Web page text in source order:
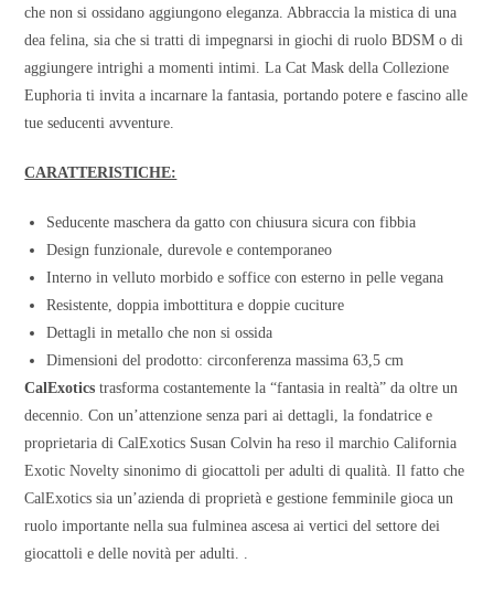
che non si ossidano aggiungono eleganza. Abbraccia la mistica di una
dea felina, sia che si tratti di impegnarsi in giochi di ruolo BDSM o di
aggiungere intrighi a momenti intimi. La Cat Mask della Collezione
Euphoria ti invita a incarnare la fantasia, portando potere e fascino alle
tue seducenti avventure.
CARATTERISTICHE:
Seducente maschera da gatto con chiusura sicura con fibbia
Design funzionale, durevole e contemporaneo
Interno in velluto morbido e soffice con esterno in pelle vegana
Resistente, doppia imbottitura e doppie cuciture
Dettagli in metallo che non si ossida
Dimensioni del prodotto: circonferenza massima 63,5 cm
CalExotics trasforma costantemente la “fantasia in realtà” da oltre un
decennio. Con un’attenzione senza pari ai dettagli, la fondatrice e
proprietaria di CalExotics Susan Colvin ha reso il marchio California
Exotic Novelty sinonimo di giocattoli per adulti di qualità. Il fatto che
CalExotics sia un’azienda di proprietà e gestione femminile gioca un
ruolo importante nella sua fulminea ascesa ai vertici del settore dei
giocattoli e delle novità per adulti. .